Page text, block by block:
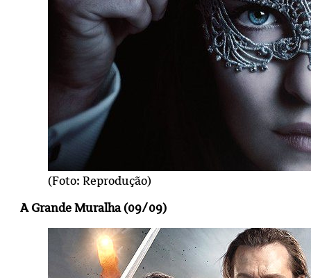
(Foto: Reprodução)
A Grande Muralha (09/09)